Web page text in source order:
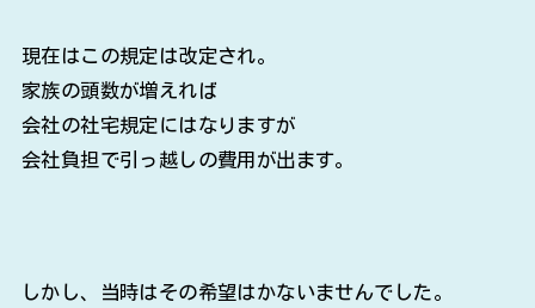
現在はこの規定は改定され。
家族の頭数が増えれば
会社の社宅規定にはなりますが
会社負担で引っ越しの費用が出ます。
しかし、当時はその希望はかないませんでした。